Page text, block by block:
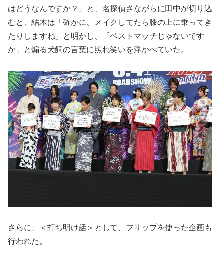
はどうなんですか？」と、名探偵さながらに田中が切り込
むと、結木は「確かに、メイクしてたら膝の上に乗ってき
たりしますね」と明かし、「ベストマッチじゃないです
か」と煽る犬飼の言葉に照れ笑いを浮かべていた。
さらに、＜打ち明け話＞として、フリップを使った企画も
行われた。